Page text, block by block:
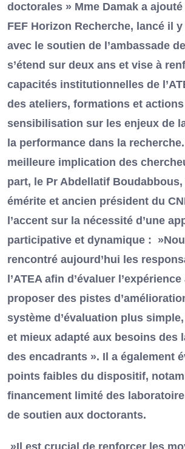
doctorales » Mme Damak a
FEF Horizon Recherche, lancé il
avec le soutien de l’ambassade
s’étend sur deux ans et vise à
capacités institutionnelles de
des ateliers, formations et
sensibilisation sur les enjeux de
la performance dans la
meilleure implication des
part, le Pr Abdellatif
émérite et ancien président du
l’accent sur la nécessité d’une
participative et dynamique :
rencontré aujourd’hui les
l’ATEA afin d’évaluer
proposer des pistes
système d’évaluation plus
et mieux adapté aux besoins des
des encadrants ». Il a également
points faibles du dispositif,
financement limité des
de soutien aux doctorants.